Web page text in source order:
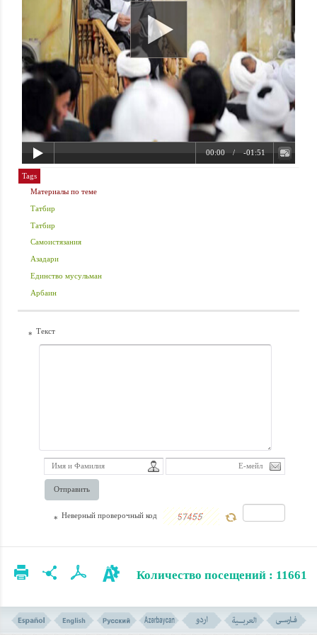
Tags
Материалы по теме
Татбир
Татбир
Самоистязания
Азадари
Единство мусульман
Арбаин
* Текст
Отправить
* Неверный проверочный код
Количество посещений : 11661